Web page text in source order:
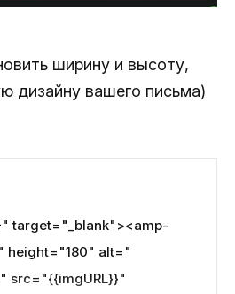
ширину и высоту,
дизайну вашего письма)
target="_blank"><amp-
height="180" alt="
src="{{imgURL}}"